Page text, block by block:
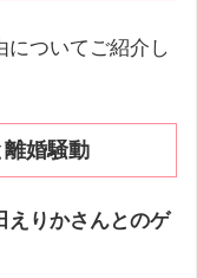
についてご紹介し
婚騒動
えりかさんとのゲ